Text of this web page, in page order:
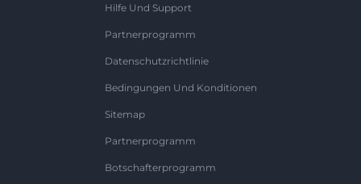
Hilfe Und Support
Partnerprogramm
Datenschutzrichtlinie
Bedingungen Und Konditionen
Sitemap
Partnerprogramm
Botschafterprogramm